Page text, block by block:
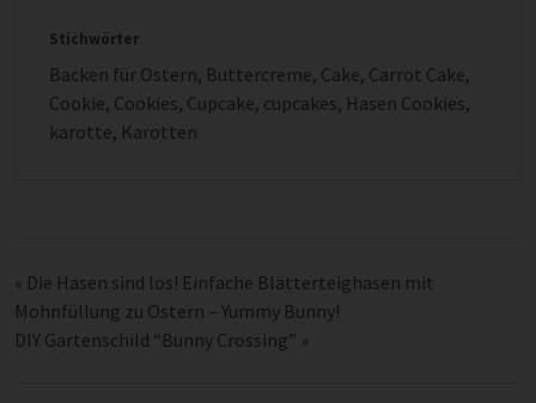
Stichwörter
Backen für Ostern, Buttercreme, Cake, Carrot Cake,
Cookie, Cookies, Cupcake, cupcakes, Hasen Cookies,
karotte, Karotten
« Die Hasen sind los! Einfache Blätterteighasen mit
Mohnfüllung zu Ostern – Yummy Bunny!
DIY Gartenschild “Bunny Crossing” »